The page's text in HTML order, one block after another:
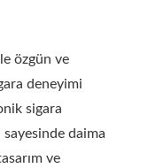
özgün ve
deneyimi
sigara
daima
ve